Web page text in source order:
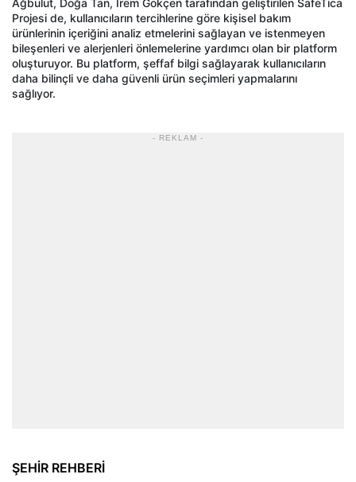
Ağbulut, Doğa Tan, İrem Gökçen tarafından geliştirilen SafeTica
Projesi de, kullanıcıların tercihlerine göre kişisel bakım
ürünlerinin içeriğini analiz etmelerini sağlayan ve istenmeyen
bileşenleri ve alerjenleri önlemelerine yardımcı olan bir platform
oluşturuyor. Bu platform, şeffaf bilgi sağlayarak kullanıcıların
daha bilinçli ve daha güvenli ürün seçimleri yapmalarını
sağlıyor.
- REKLAM -
ŞEHİR REHBERİ